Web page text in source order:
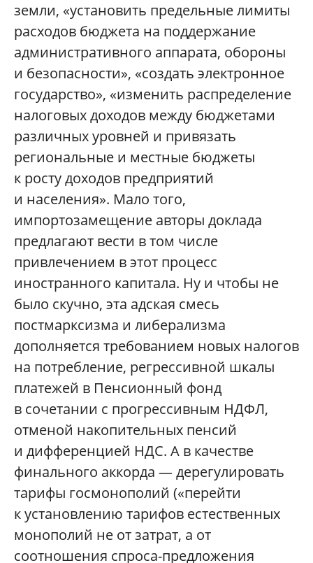
земли, «установить предельные лимиты
расходов бюджета на поддержание
административного аппарата, обороны
и безопасности», «создать электронное
государство», «изменить распределение
налоговых доходов между бюджетами
различных уровней и привязать
региональные и местные бюджеты
к росту доходов предприятий
и населения». Мало того,
импортозамещение авторы доклада
предлагают вести в том числе
привлечением в этот процесс
иностранного капитала. Ну и чтобы не
было скучно, эта адская смесь
постмарксизма и либерализма
дополняется требованием новых налогов
на потребление, регрессивной шкалы
платежей в Пенсионный фонд
в сочетании с прогрессивным НДФЛ,
отменой накопительных пенсий
и дифференцией НДС. А в качестве
финального аккорда — дерегулировать
тарифы госмонополий («перейти
к установлению тарифов естественных
монополий не от затрат, а от
соотношения спроса-предложения